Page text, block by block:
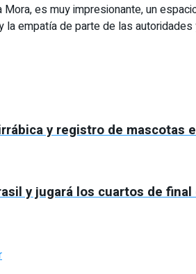
es muy impresionante, un
empatía de parte de las
y registro de mascotas
y jugará los cuartos de